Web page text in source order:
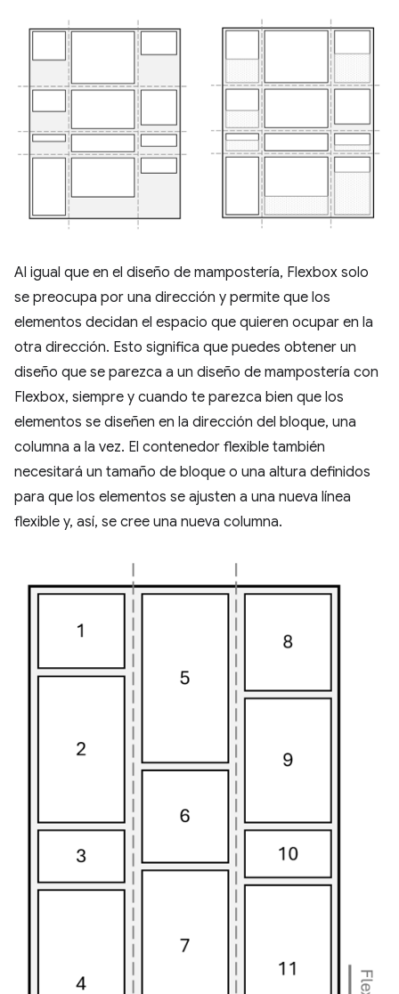
Al igual que en el diseño de mampostería, Flexbox solo
se preocupa por una dirección y permite que los
elementos decidan el espacio que quieren ocupar en la
otra dirección. Esto significa que puedes obtener un
diseño que se parezca a un diseño de mampostería con
Flexbox, siempre y cuando te parezca bien que los
elementos se diseñen en la dirección del bloque, una
columna a la vez. El contenedor flexible también
necesitará un tamaño de bloque o una altura definidos
para que los elementos se ajusten a una nueva línea
flexible y, así, se cree una nueva columna.